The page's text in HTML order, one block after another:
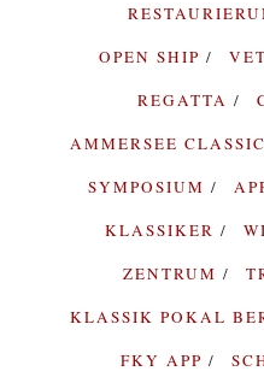
OPEN SHIP
REGATTA
AMMERSEE
SYMPOSIUM
KLASSIKER
ZENTRUM
KLASSIK POKAL
FKY APP